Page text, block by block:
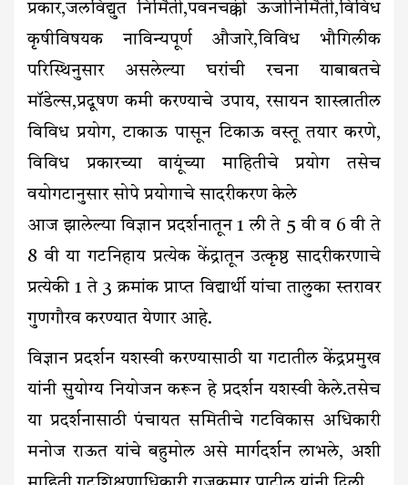
प्रकार,जलविद्युत निर्मिती,पवनचक्की ऊर्जानिर्मिती,विविध
कृषीविषयक नाविन्यपूर्ण औजारे,विविध भौगिलीक
परिस्थिनुसार असलेल्या घरांची रचना याबाबतचे
मॉडेल्स,प्रदूषण कमी करण्याचे उपाय, रसायन शास्त्रातील
विविध प्रयोग, टाकाऊ पासून टिकाऊ वस्तू तयार करणे,
विविध प्रकारच्या वायूंच्या माहितीचे प्रयोग तसेच
वयोगटानुसार सोपे प्रयोगाचे सादरीकरण केले
आज झालेल्या विज्ञान प्रदर्शनातून 1 ली ते 5 वी व 6 वी ते
8 वी या गटनिहाय प्रत्येक केंद्रातून उत्कृष्ठ सादरीकरणाचे
प्रत्येकी 1 ते 3 क्रमांक प्राप्त विद्यार्थी यांचा तालुका स्तरावर
गुणगौरव करण्यात येणार आहे.
विज्ञान प्रदर्शन यशस्वी करण्यासाठी या गटातील केंद्रप्रमुख
यांनी सुयोग्य नियोजन करून हे प्रदर्शन यशस्वी केले.तसेच
या प्रदर्शनासाठी पंचायत समितीचे गटविकास अधिकारी
मनोज राऊत यांचे बहुमोल असे मार्गदर्शन लाभले, अशी